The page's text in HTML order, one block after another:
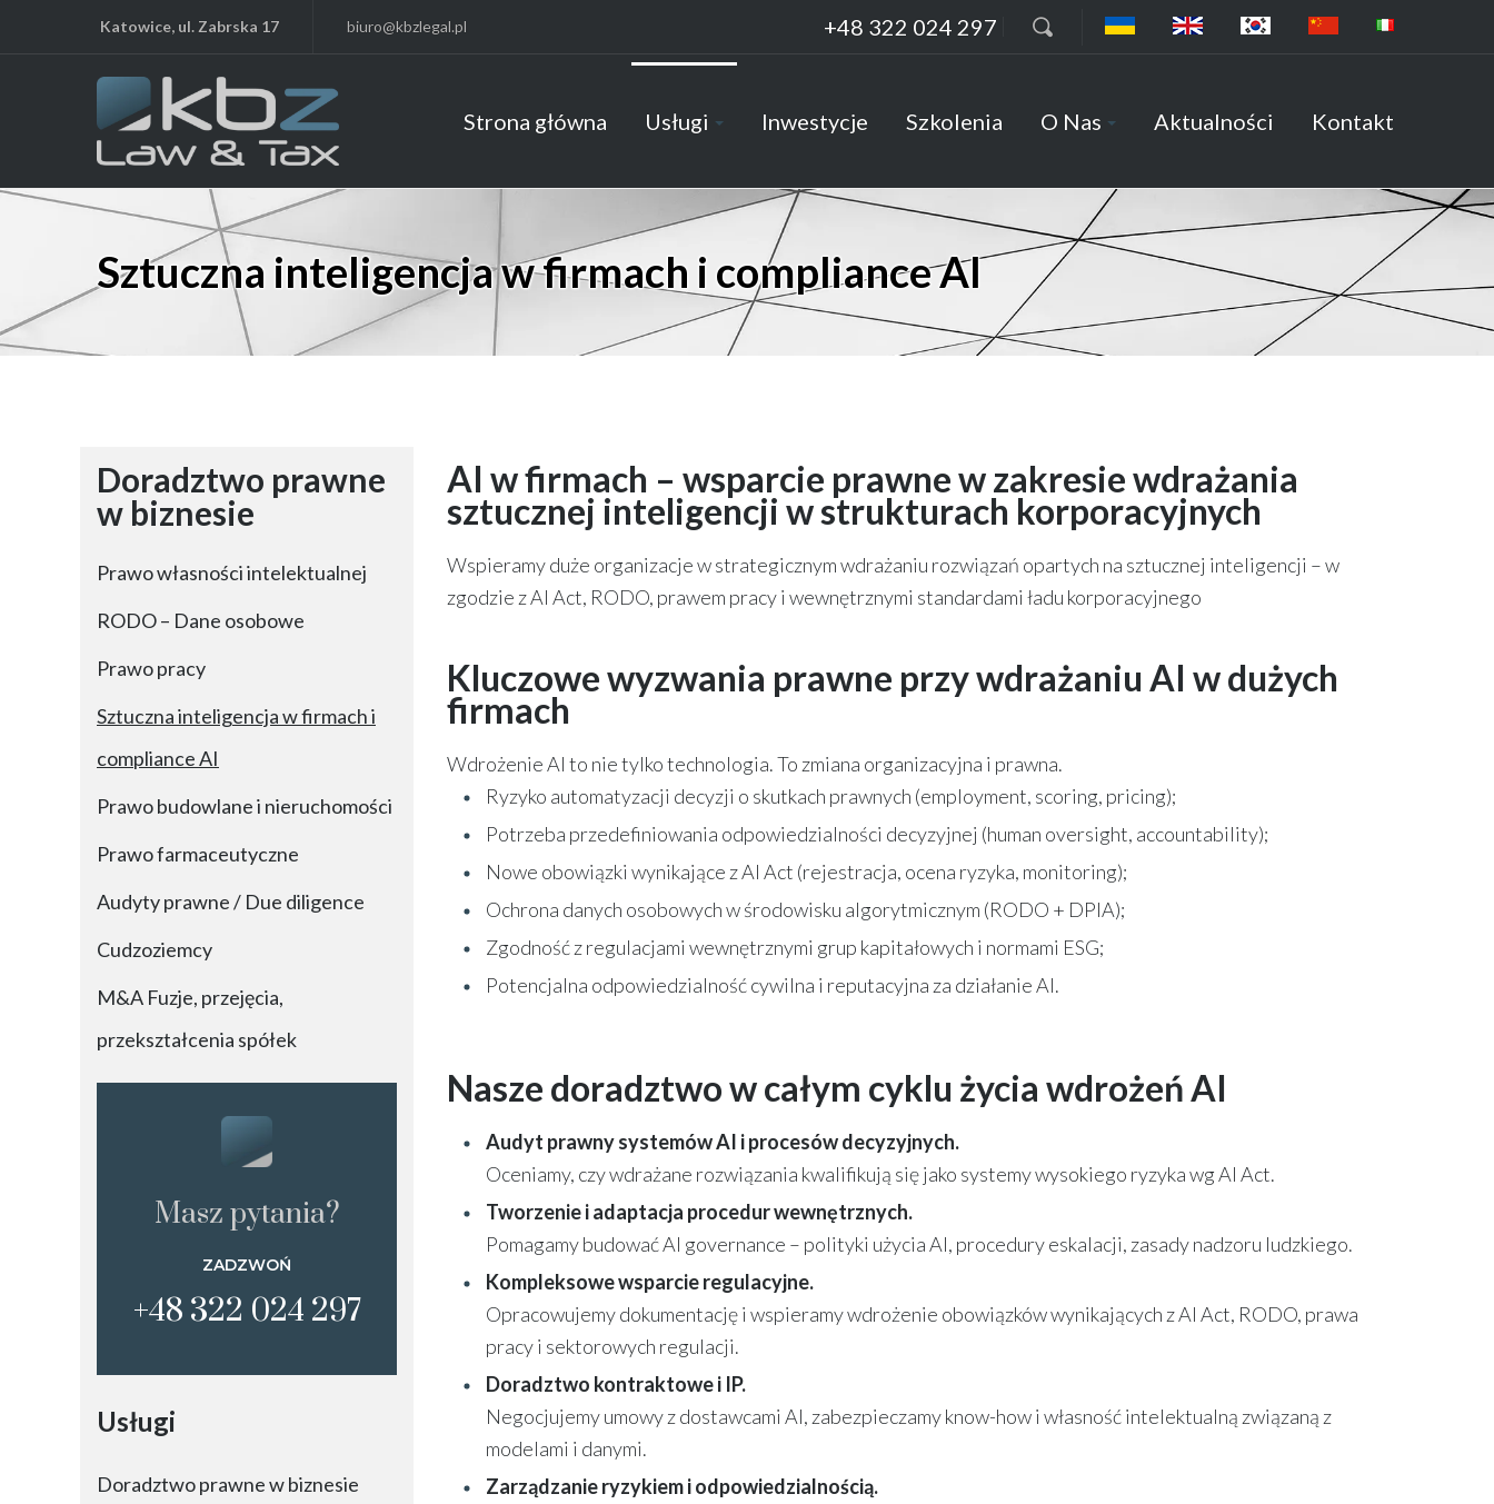
Katowice, ul. Zabrska 17 biuro@kbzlegal.pl +48 322 024 297
Strona główna Usługi Inwestycje Szkolenia O Nas Aktualności Kontakt
Sztuczna inteligencja w firmach i compliance AI
Doradztwo prawne
w biznesie
Prawo własności intelektualnej
RODO – Dane osobowe
Prawo pracy
Sztuczna inteligencja w firmach i
compliance AI
Prawo budowlane i nieruchomości
Prawo farmaceutyczne
Audyty prawne / Due diligence
Cudzoziemcy
M&A Fuzje, przejęcia,
przekształcenia spółek
Masz pytania?
ZADZWOŃ
+48 322 024 297
Usługi
Doradztwo prawne w biznesie
AI w firmach – wsparcie prawne w zakresie wdrażania
sztucznej inteligencji w strukturach korporacyjnych
Wspieramy duże organizacje w strategicznym wdrażaniu rozwiązań opartych na sztucznej inteligencji – w
zgodzie z AI Act, RODO, prawem pracy i wewnętrznymi standardami ładu korporacyjnego
Kluczowe wyzwania prawne przy wdrażaniu AI w dużych
firmach
Wdrożenie AI to nie tylko technologia. To zmiana organizacyjna i prawna.
Ryzyko automatyzacji decyzji o skutkach prawnych (employment, scoring, pricing);
Potrzeba przedefiniowania odpowiedzialności decyzyjnej (human oversight, accountability);
Nowe obowiązki wynikające z AI Act (rejestracja, ocena ryzyka, monitoring);
Ochrona danych osobowych w środowisku algorytmicznym (RODO + DPIA);
Zgodność z regulacjami wewnętrznymi grup kapitałowych i normami ESG;
Potencjalna odpowiedzialność cywilna i reputacyjna za działanie AI.
Nasze doradztwo w całym cyklu życia wdrożeń AI
Audyt prawny systemów AI i procesów decyzyjnych.
Oceniamy, czy wdrażane rozwiązania kwalifikują się jako systemy wysokiego ryzyka wg AI Act.
Tworzenie i adaptacja procedur wewnętrznych.
Pomagamy budować AI governance – polityki użycia AI, procedury eskalacji, zasady nadzoru ludzkiego.
Kompleksowe wsparcie regulacyjne.
Opracowujemy dokumentację i wspieramy wdrożenie obowiązków wynikających z AI Act, RODO, prawa
pracy i sektorowych regulacji.
Doradztwo kontraktowe i IP.
Negocjujemy umowy z dostawcami AI, zabezpieczamy know-how i własność intelektualną związaną z
modelami i danymi.
Zarządzanie ryzykiem i odpowiedzialnością.